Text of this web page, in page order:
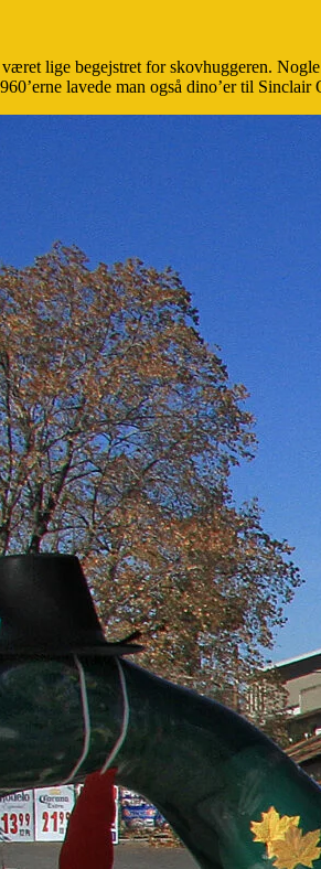
lige begejstret for skovhuggeren.
lavede man også dino’er til